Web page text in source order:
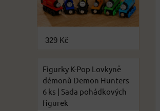
329 Kč
Figurky K-Pop Lovkyně
démonů Demon Hunters
6 ks | Sada pohádkových
figurek